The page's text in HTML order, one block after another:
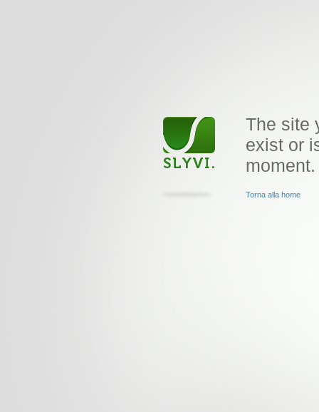
The site
exist or
moment.
Torna alla home